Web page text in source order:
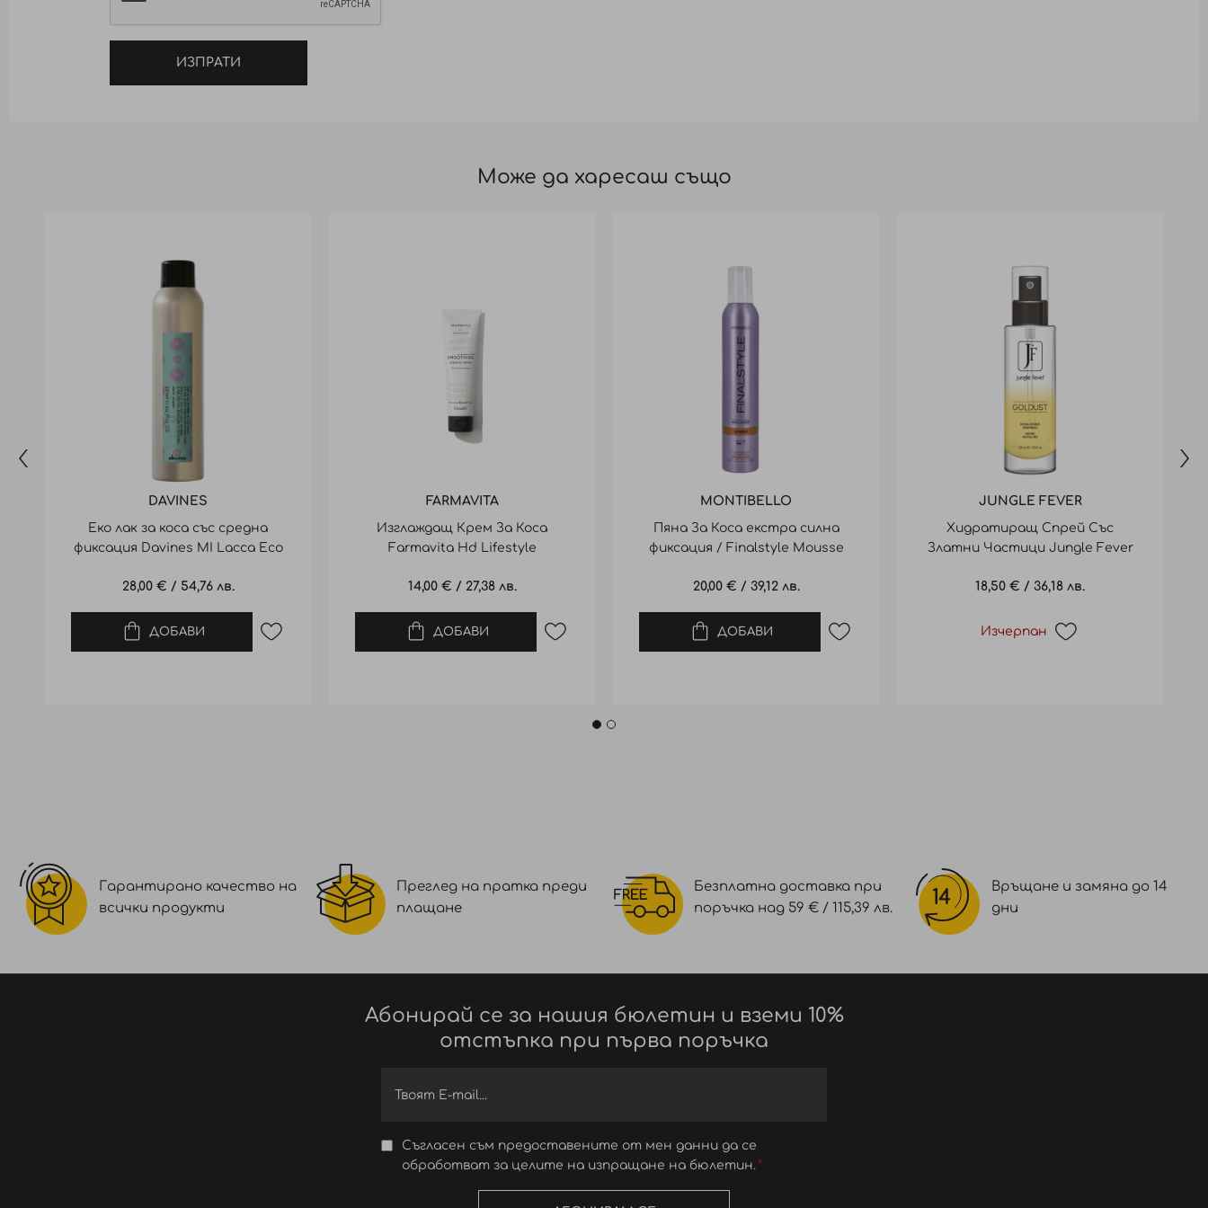
ИЗПРАТИ
Може да харесаш също
DAVINES
Еко лак за коса със средна
фиксация Davines MI Lacca Eco
28,00 € / 54,76 лв.
ДОБАВИ
FARMAVITA
Изглаждащ Крем За Коса
Farmavita Hd Lifestyle
14,00 € / 27,38 лв.
ДОБАВИ
MONTIBELLO
Пяна За Коса екстра силна
фиксация / Finalstyle Mousse
20,00 € / 39,12 лв.
ДОБАВИ
JUNGLE FEVER
Хидратиращ Спрей Със
Златни Частици Jungle Fever
18,50 € / 36,18 лв.
Изчерпан
Гарантирано качество на
всички продукти
Преглед на пратка преди
плащане
Безплатна доставка при
поръчка над 59 € / 115,39 лв.
Връщане и замяна до 14
дни
Абонирай се за нашия бюлетин и вземи 10%
отстъпка при първа поръчка
Съгласен съм предоставените от мен данни да се
обработват за целите на изпращане на бюлетин.